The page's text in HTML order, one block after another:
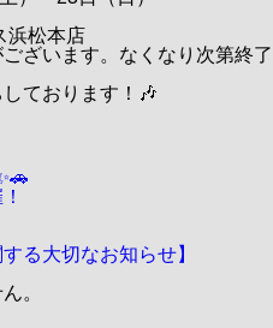
浜松本店
ざいます。なくなり次第終了
ております！🎶
る大切なお知らせ】
。